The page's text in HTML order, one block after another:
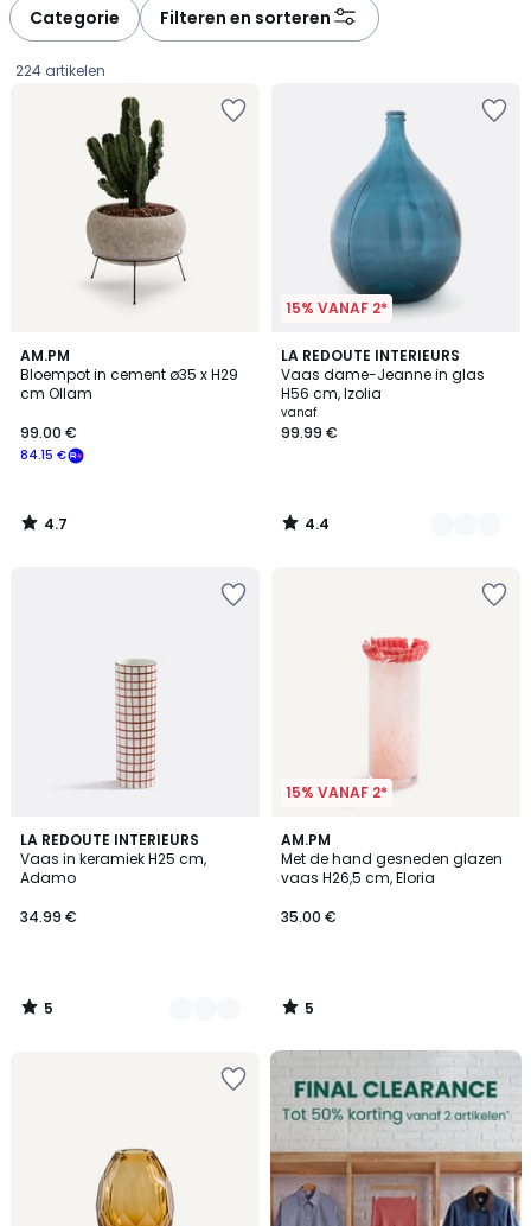
Categorie Filteren en sorteren
224 artikelen
AM.PM
Bloempot in cement ø35 x H29
cm Ollam
€
Schrijf
in
voor
84.15 €
99.00 €
4.7
/ 5
4.7
/
15% VANAF 2*
LA REDOUTE INTERIEURS
Vaas dame-Jeanne in glas
H56 cm, Izolia
vanaf
99.99 €
4.4
/ 5
4
Kleuren
4.4
/
LA REDOUTE INTERIEURS
Vaas in keramiek H25 cm,
Adamo
34.99 €
5
/
5
3
Kleuren
5
/
15% VANAF 2*
AM.PM
Met de hand gesneden glazen
vaas H26,5 cm, Eloria
35.00 €
5
/
5
5
/
FINAL
CLEARANCE